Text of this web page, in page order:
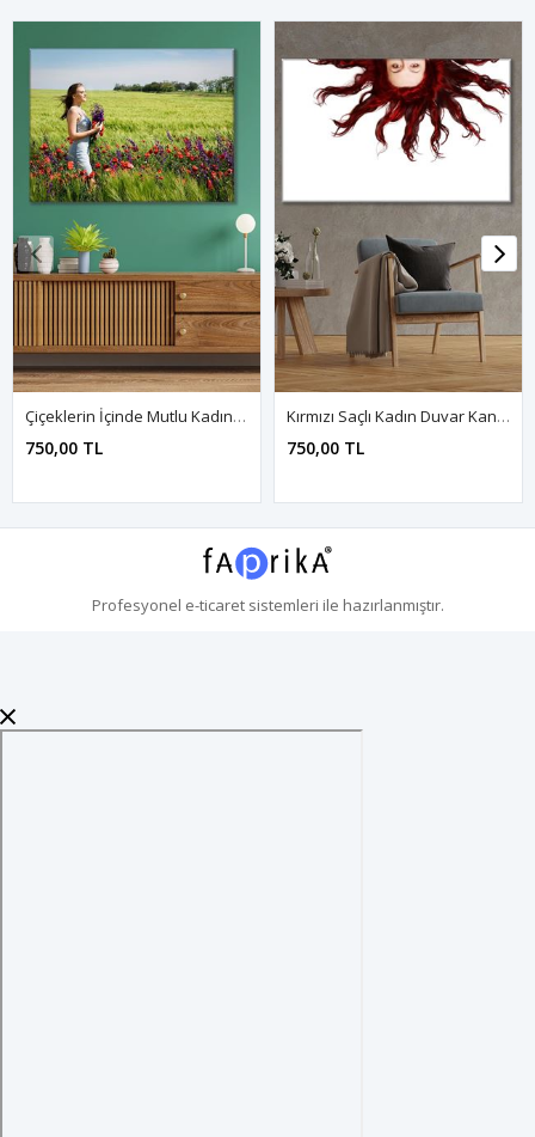
Çiçeklerin İçinde Mutlu Kadın Kanvas Duvar Tablo 3322768
750,00 TL
Kırmızı Saçlı Kadın Duvar Kanvas Tablo 3322084
750,00 TL
Profesyonel e-ticaretsistemleri ile hazırlanmıştır.